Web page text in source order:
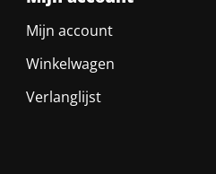
Mijn account
Winkelwagen
Verlanglijst